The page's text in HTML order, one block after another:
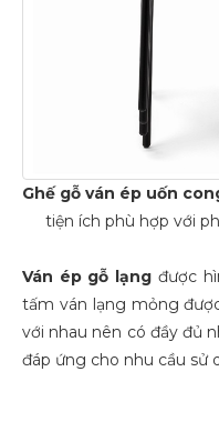
Ghế gỗ ván ép uốn
tiện ích phù hợp với
Ván ép gỗ lạng được
tấm ván lạng mỏng
với nhau nên có đầy đủ
đáp ứng cho nhu cầu sử